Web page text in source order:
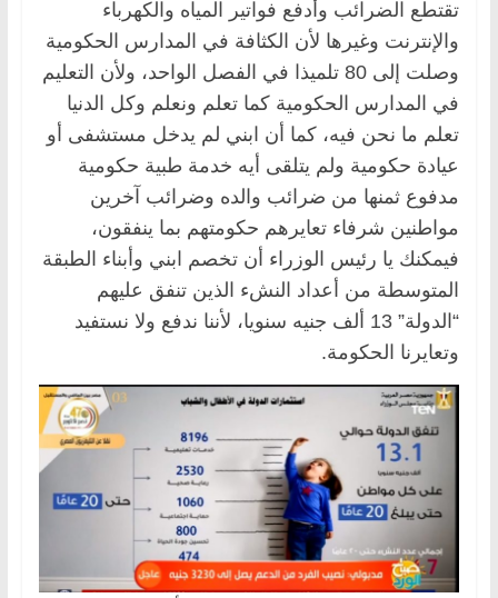
تقتطع الضرائب وأدفع فواتير المياه والكهرباء
والإنترنت وغيرها لأن الكثافة في المدارس الحكومية
وصلت إلى 80 تلميذا في الفصل الواحد، ولأن التعليم
في المدارس الحكومية كما تعلم ونعلم وكل الدنيا
تعلم ما نحن فيه، كما أن ابني لم يدخل مستشفى أو
عيادة حكومية ولم يتلقى أيه خدمة طبية حكومية
مدفوع ثمنها من ضرائب والده وضرائب آخرين
مواطنين شرفاء تعايرهم حكومتهم بما ينفقون،
فيمكنك يا رئيس الوزراء أن تخصم ابني وأبناء الطبقة
المتوسطة من أعداد النشء الذين تنفق عليهم
“الدولة” 13 ألف جنيه سنويا، لأننا ندفع ولا نستفيد
وتعايرنا الحكومة.